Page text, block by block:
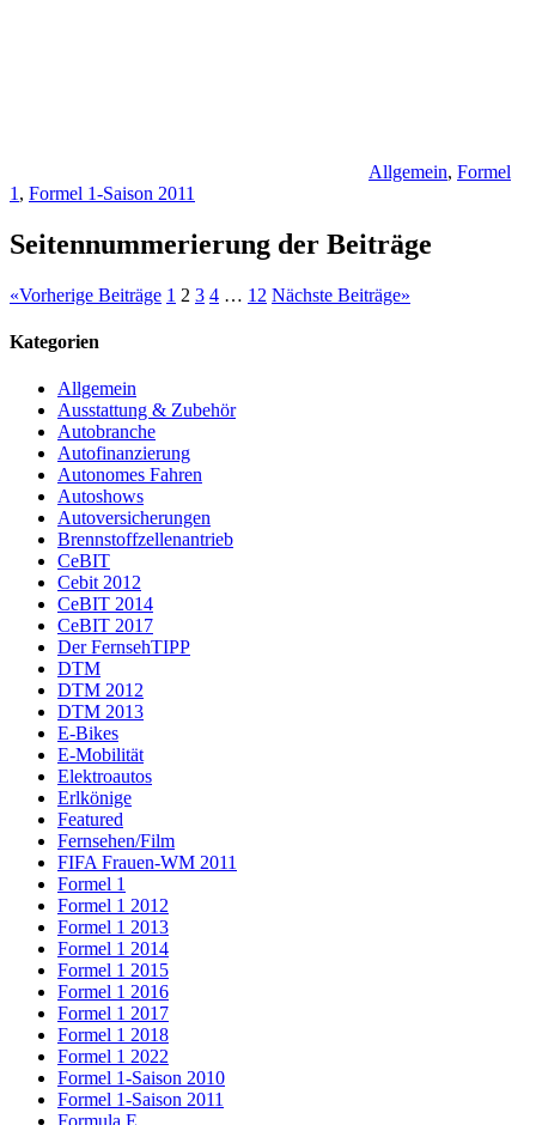
Allgemein, Formel
1 , Formel 1-Saison 2011
Seitennummerierung der Beiträge
«Vorherige Beiträge 1 2 3 4 … 12 Nächste Beiträge»
Kategorien
Allgemein
Ausstattung & Zubehör
Autobranche
Autofinanzierung
Autonomes Fahren
Autoshows
Autoversicherungen
Brennstoffzellenantrieb
CeBIT
Cebit 2012
CeBIT 2014
CeBIT 2017
Der FernsehTIPP
DTM
DTM 2012
DTM 2013
E-Bikes
E-Mobilität
Elektroautos
Erlkönige
Featured
Fernsehen/Film
FIFA Frauen-WM 2011
Formel 1
Formel 1 2012
Formel 1 2013
Formel 1 2014
Formel 1 2015
Formel 1 2016
Formel 1 2017
Formel 1 2018
Formel 1 2022
Formel 1-Saison 2010
Formel 1-Saison 2011